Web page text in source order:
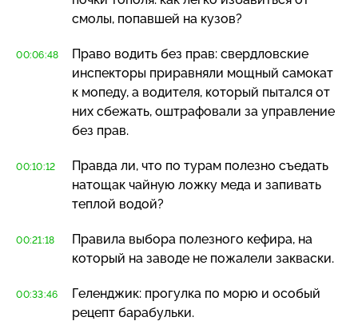
смолы, попавшей на кузов?
00:06:48
Право водить без прав: свердловские
инспекторы приравняли мощный самокат
к мопеду, а водителя, который пытался от
них сбежать, оштрафовали за управление
без прав.
00:10:12
Правда ли, что по турам полезно съедать
натощак чайную ложку меда и запивать
теплой водой?
00:21:18
Правила выбора полезного кефира, на
который на заводе не пожалели закваски.
00:33:46
Геленджик: прогулка по морю и особый
рецепт барабульки.